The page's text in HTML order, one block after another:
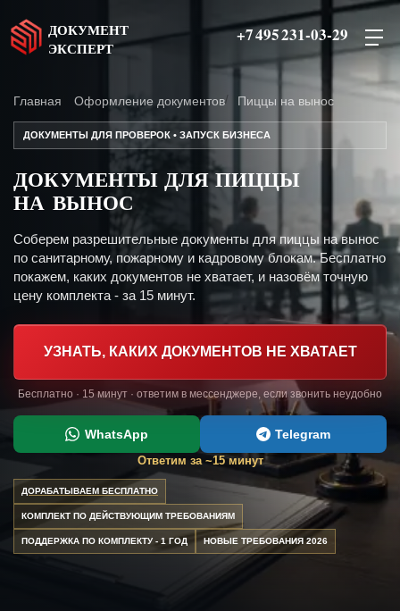
ДОКУМЕНТ
ЭКСПЕРТ
+7 495 231-03-29
Главная Оформление документов Пиццы на вынос
ДОКУМЕНТЫ ДЛЯ ПРОВЕРОК • ЗАПУСК БИЗНЕСА
ДОКУМЕНТЫ ДЛЯ ПИЦЦЫ
НА ВЫНОС
Соберем разрешительные документы для пиццы на вынос
по санитарному, пожарному и кадровому блокам. Бесплатно
покажем, каких документов не хватает, и назовём точную
цену комплекта - за 15 минут.
УЗНАТЬ, КАКИХ ДОКУМЕНТОВ НЕ ХВАТАЕТ
Бесплатно · 15 минут · ответим в мессенджере, если звонить неудобно
WhatsApp Telegram
Ответим за ~15 минут
ДОРАБАТЫВАЕМ БЕСПЛАТНО
КОМПЛЕКТ ПО ДЕЙСТВУЮЩИМ ТРЕБОВАНИЯМ
ПОДДЕРЖКА ПО КОМПЛЕКТУ - 1 ГОД НОВЫЕ ТРЕБОВАНИЯ 2026